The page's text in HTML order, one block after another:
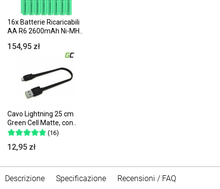
16x Batterie Ricaricabili
AA R6 2600mAh Ni-MH..
154,95 zł
Cavo Lightning 25 cm
Green Cell Matte, con..
(16)
12,95 zł
Descrizione Specificazione Recensioni / FAQ